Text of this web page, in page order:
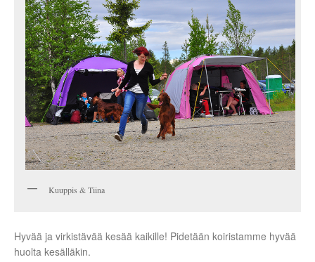
Kuuppis & Tiina
Hyvää ja virkistävää kesää kaikille! Pidetään koiristamme hyvää
huolta kesälläkin.